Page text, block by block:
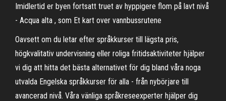
Imidlertid er byen fortsatt truet av hyppigere flom på lavt nivå
- Acqua alta , som Et kart over vannbussrutene
Oavsett om du letar efter språkkurser till lägsta pris,
högkvalitativ undervisning eller roliga fritidsaktiviteter hjälper
vi dig att hitta det bästa alternativet för dig bland våra noga
utvalda Engelska språkkurser för alla - från nybörjare till
avancerad nivå. Våra vänliga språkreseexperter hjälper dig